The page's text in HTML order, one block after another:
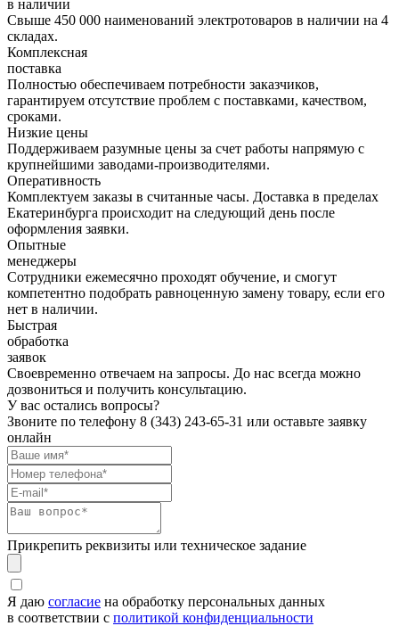
в наличии
Свыше 450 000 наименований электротоваров в наличии на 4
складах.
Комплексная
поставка
Полностью обеспечиваем потребности заказчиков,
гарантируем отсутствие проблем с поставками, качеством,
сроками.
Низкие цены
Поддерживаем разумные цены за счет работы напрямую с
крупнейшими заводами-производителями.
Оперативность
Комплектуем заказы в считанные часы. Доставка в пределах
Екатеринбурга происходит на следующий день после
оформления заявки.
Опытные
менеджеры
Сотрудники ежемесячно проходят обучение, и смогут
компетентно подобрать равноценную замену товару, если его
нет в наличии.
Быстрая
обработка
заявок
Своевременно отвечаем на запросы. До нас всегда можно
дозвониться и получить консультацию.
У вас остались вопросы?
Звоните по телефону 8 (343) 243-65-31 или оставьте заявку
онлайн
Прикрепить реквизиты или техническое задание
Я даю согласие на обработку персональных данных
в соответствии с политикой конфиденциальности